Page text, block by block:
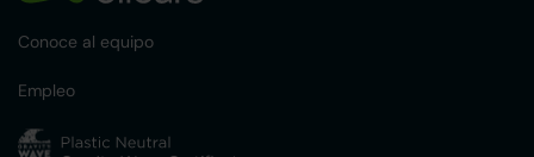
Conoce al equipo
Empleo